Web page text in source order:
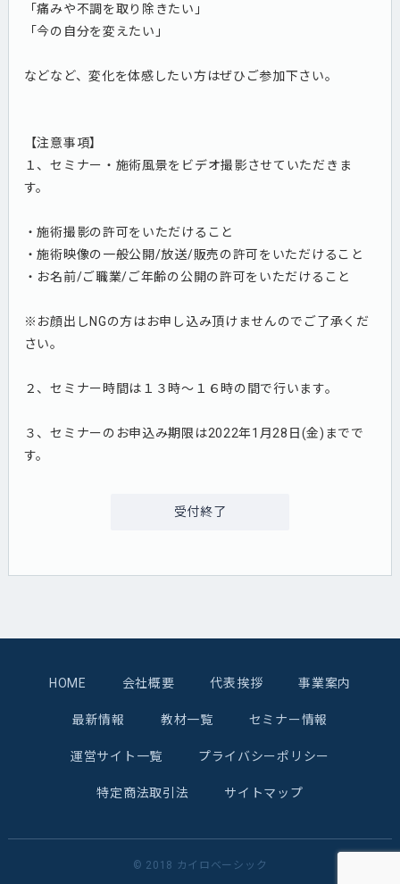
「痛みや不調を取り除きたい」
「今の自分を変えたい」
などなど、変化を体感したい方はぜひご参加下さい。
【注意事項】
１、セミナー・施術風景をビデオ撮影させていただきま
す。
・施術撮影の許可をいただけること
・施術映像の一般公開/放送/販売の許可をいただけること
・お名前/ご職業/ご年齢の公開の許可をいただけること
※お顔出しNGの方はお申し込み頂けませんのでご了承くだ
さい。
２、セミナー時間は１３時～１６時の間で行います。
３、セミナーのお申込み期限は2022年1月28日(金)までで
す。
受付終了
HOME 会社概要 代表挨拶 事業案内
最新情報 教材一覧 セミナー情報
運営サイト一覧 プライバシーポリシー
特定商法取引法 サイトマップ
© 2018 カイロベーシック